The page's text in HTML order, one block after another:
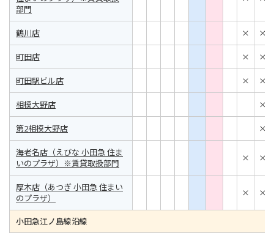
部門
鶴川店 × ×
町田店 × ×
町田駅ビル店 × ×
相模大野店 ×
第2相模大野店 ×
海老名店（えびな 小田急 住ま
いのプラザ）※賃貸取扱部門
× ×
厚木店（あつぎ 小田急 住まい
のプラザ）
× ×
小田急江ノ島線沿線